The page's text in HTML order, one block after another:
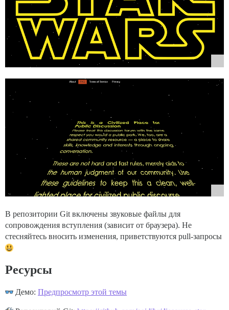
В репозитории Git включены звуковые файлы для
сопровождения вступления (зависит от браузера). Не
стесняйтесь вносить изменения, приветствуются pull-запросы
Ресурсы
Демо: Предпросмотр этой темы